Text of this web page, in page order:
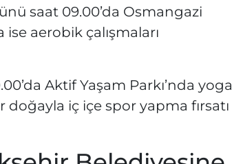
saat 09.00’da Osmangazi
ise aerobik çalışmaları
Aktif Yaşam Parkı’nda yoga
iç içe spor yapma fırsatı